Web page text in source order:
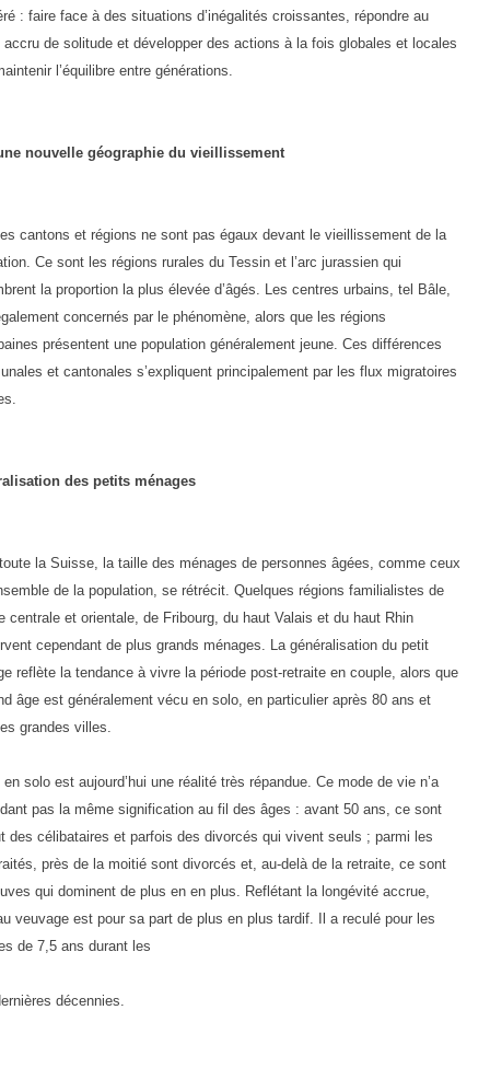
: faire face à des situations d’inégalités croissantes, répondre au
accru de solitude et développer des actions à la fois globales et locales
l’équilibre entre générations.
nouvelle géographie du vieillissement
cantons et régions ne sont pas égaux devant le vieillissement de la
Ce sont les régions rurales du Tessin et l’arc jurassien qui
la proportion la plus élevée d’âgés. Les centres urbains, tel Bâle,
concernés par le phénomène, alors que les régions
présentent une population généralement jeune. Ces différences
et cantonales s’expliquent principalement par les flux migratoires
des petits ménages
la Suisse, la taille des ménages de personnes âgées, comme ceux
de la population, se rétrécit. Quelques régions familialistes de
centrale et orientale, de Fribourg, du haut Valais et du haut Rhin
cependant de plus grands ménages. La généralisation du petit
reflète la tendance à vivre la période post-retraite en couple, alors que
âge est généralement vécu en solo, en particulier après 80 ans et
grandes villes.
solo est aujourd’hui une réalité très répandue. Ce mode de vie n’a
pas la même signification au fil des âges : avant 50 ans, ce sont
des célibataires et parfois des divorcés qui vivent seuls ; parmi les
près de la moitié sont divorcés et, au-delà de la retraite, ce sont
qui dominent de plus en en plus. Reflétant la longévité accrue,
veuvage est pour sa part de plus en plus tardif. Il a reculé pour les
de 7,5 ans durant les
décennies.